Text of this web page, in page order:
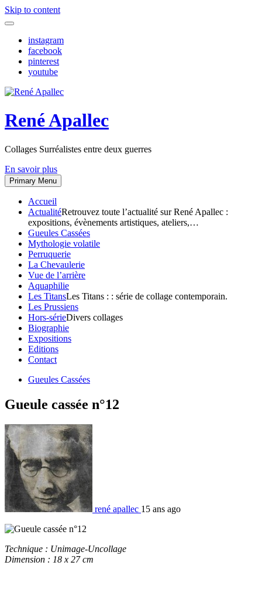
Skip to content
instagram
facebook
pinterest
youtube
René Apallec
Collages Surréalistes entre deux guerres
En savoir plus
Primary Menu
Accueil
ActualitéRetrouvez toute l’actualité sur René Apallec :
expositions, évènements artistiques, ateliers,…
Gueules Cassées
Mythologie volatile
Perruquerie
La Chevaulerie
Vue de l’arrière
Aquaphilie
Les TitansLes Titans : : série de collage contemporain.
Les Prussiens
Hors-sérieDivers collages
Biographie
Expositions
Editions
Contact
Gueules Cassées
Gueule cassée n°12
rené apallec 15 ans ago
Technique : Unimage-Uncollage
Dimension : 18 x 27 cm